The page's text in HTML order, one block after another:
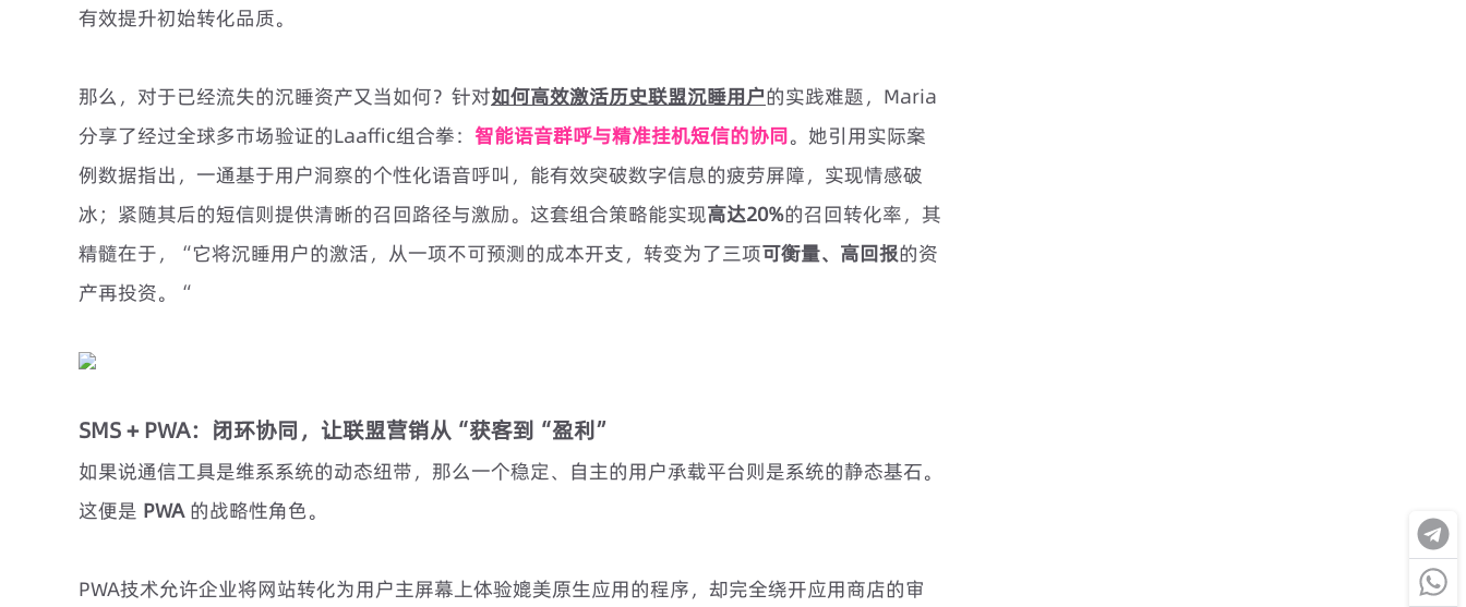
有效提升初始转化品质。
那么，对于已经流失的沉睡资产又当如何？针对如何高效激活历史联盟沉睡用户的实践难题，Maria
分享了经过全球多市场验证的Laaffic组合拳： 智能语音群呼与精准挂机短信的协同。她引用实际案
例数据指出，一通基于用户洞察的个性化语音呼叫，能有效突破数字信息的疲劳屏障，实现情感破
冰；紧随其后的短信则提供清晰的召回路径与激励。这套组合策略能实现高达20%的召回转化率，其
精髓在于，“它将沉睡用户的激活，从一项不可预测的成本开支，转变为了三项可衡量、高回报的资
产再投资。“
SMS + PWA：闭环协同，让联盟营销从“获客到“盈利”
如果说通信工具是维系系统的动态纽带，那么一个稳定、自主的用户承载平台则是系统的静态基石。
这便是 PWA的战略性角色。
PWA技术允许企业将网站转化为用户主屏幕上体验媲美原生应用的程序，却完全绕开应用商店的审